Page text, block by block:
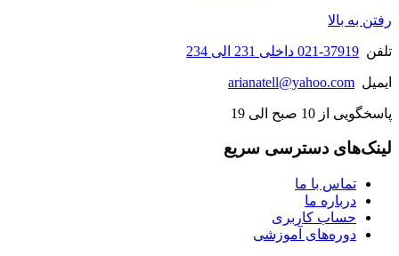
رفتن به بالا
تلفن 37919-021 داخلی 231 الی 234
ایمیل arianatell@yahoo.com
پاسخگویی از 10 صبح الی 19
لینک‌های دسترسی سریع
تماس با ما
درباره ما
حساب کاربری
دوره‌های آموزشی